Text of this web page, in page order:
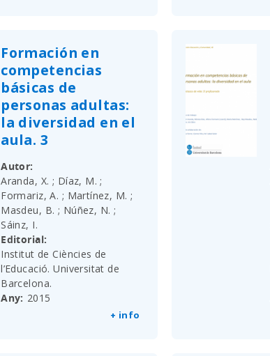
Formación en
competencias
básicas de
personas adultas:
la diversidad en el
aula. 3
Autor
Aranda, X. ; Díaz, M. ;
Formariz, A. ; Martínez, M. ;
Masdeu, B. ; Núñez, N. ;
Sáinz, I.
Editorial
Institut de Ciències de
l’Educació. Universitat de
Barcelona.
Any 2015
+ info